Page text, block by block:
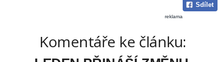
Sdílet
reklama
Komentáře ke článku: